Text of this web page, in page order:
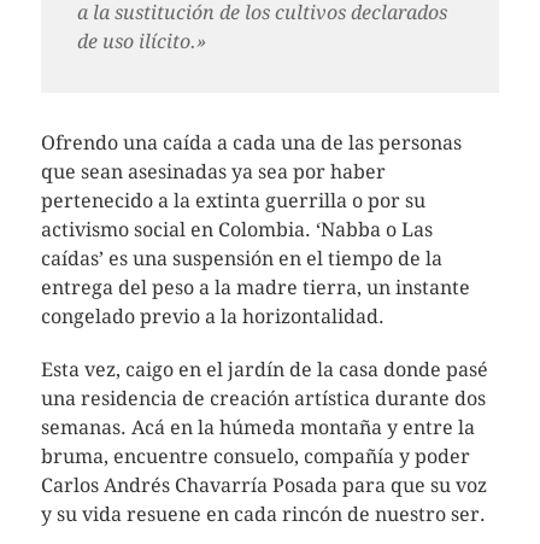
a la sustitución de los cultivos declarados
de uso ilícito.»
Ofrendo una caída a cada una de las personas
que sean asesinadas ya sea por haber
pertenecido a la extinta guerrilla o por su
activismo social en Colombia. ‘Nabba o Las
caídas’ es una suspensión en el tiempo de la
entrega del peso a la madre tierra, un instante
congelado previo a la horizontalidad.
Esta vez, caigo en el jardín de la casa donde pasé
una residencia de creación artística durante dos
semanas. Acá en la húmeda montaña y entre la
bruma, encuentre consuelo, compañía y poder
Carlos Andrés Chavarría Posada para que su voz
y su vida resuene en cada rincón de nuestro ser.